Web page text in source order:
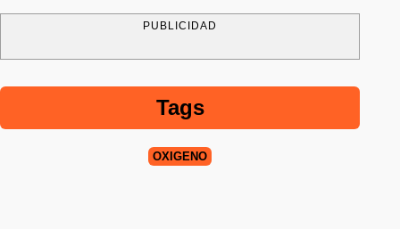
PUBLICIDAD
Tags
OXIGENO